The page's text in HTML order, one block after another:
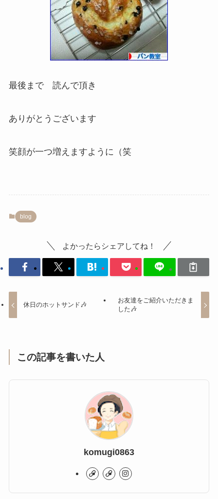
最後まで 読んで頂き
ありがとうございます
笑顔が一つ増えますように（笑
blog
よかったらシェアしてね！
休日のホットサンド🎶
お友達をご紹介いただきま
した🎶
この記事を書いた人
komugi0863